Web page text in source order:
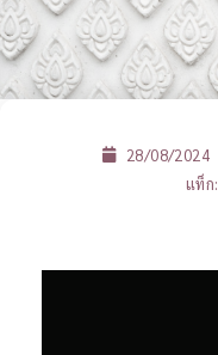
28/08/2024
แท็ก: